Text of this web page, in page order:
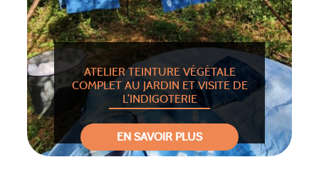
ATELIER TEINTURE VÉGÉTALE
COMPLET AU JARDIN ET VISITE DE
L’INDIGOTERIE
EN SAVOIR PLUS